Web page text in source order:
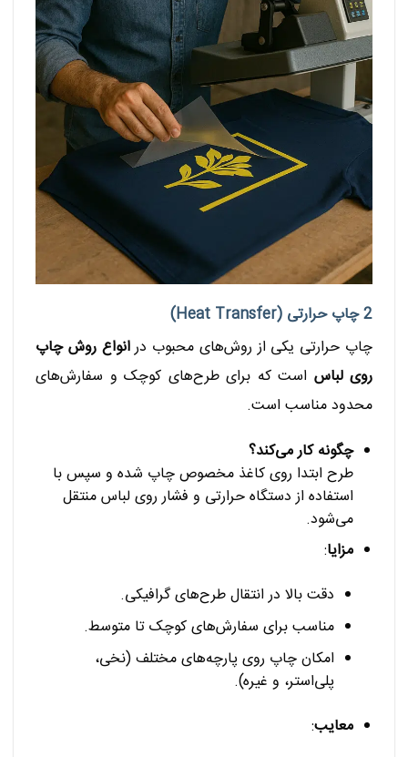
2 چاپ حرارتی (Heat Transfer)
چاپ حرارتی یکی از روش‌های محبوب درانواع روش چاپ
روی لباس است که برای طرح‌های کوچک و سفارش‌های
محدود مناسب است.
چگونه کار می‌کند؟
طرح ابتدا روی کاغذ مخصوص چاپ شده و سپس با
استفاده از دستگاه حرارتی و فشار روی لباس منتقل
می‌شود.
مزایا:
دقت بالا در انتقال طرح‌های گرافیکی.
مناسب برای سفارش‌های کوچک تا متوسط.
امکان چاپ روی پارچه‌های مختلف (نخی،
پلی‌استر، و غیره).
معایب: